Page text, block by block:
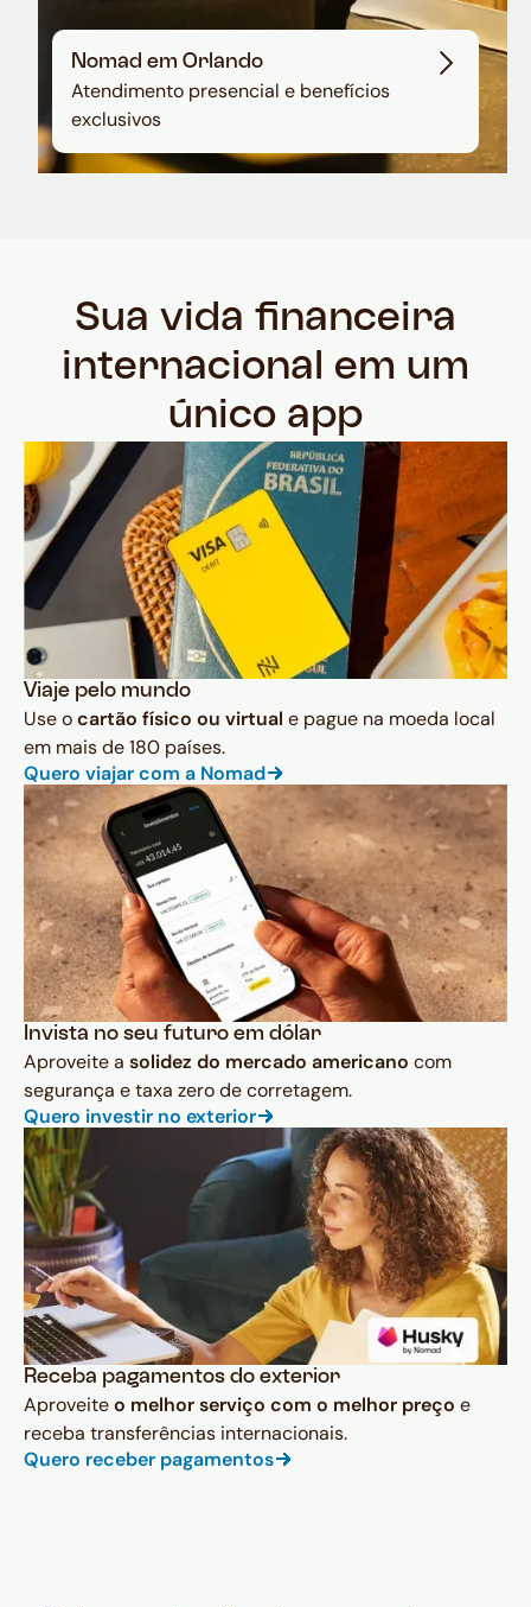
Nomad em Orlando
Atendimento presencial e benefícios
exclusivos
Sua vida financeira
internacional em um
único app
Viaje pelo mundo
Use ocartão físico ou virtual e pague na moeda local
em mais de 180 países.
Quero viajar com a Nomad
Invista no seu futuro em dólar
Aproveite a solidez do mercado americano com
segurança e taxa zero de corretagem.
Quero investir no exterior
Receba pagamentos do exterior
Aproveiteo melhor serviço com o melhor preço e
receba transferências internacionais.
Quero receber pagamentos